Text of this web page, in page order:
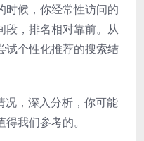
时候，你经常性访问的
段，排名相对靠前。从
试个性化推荐的搜索结
况，深入分析，你可能
我们参考的。